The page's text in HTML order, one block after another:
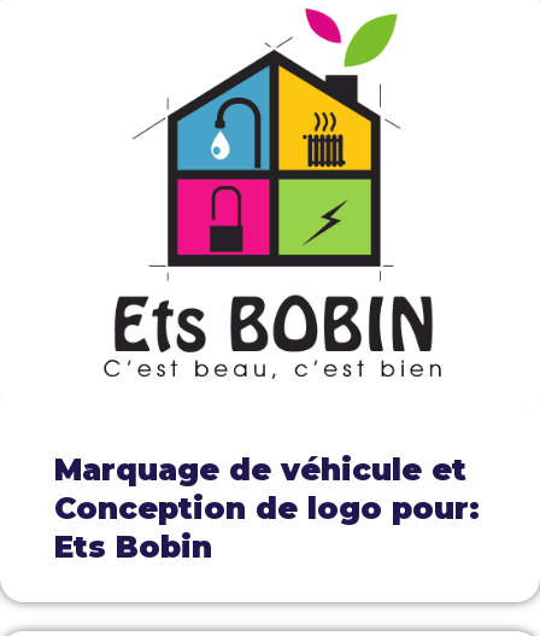
Marquage de véhicule et
Conception de logo pour:
Ets Bobin